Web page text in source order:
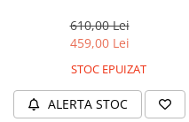
bluetooth, pliabil, galben
610,00 Lei
459,00 Lei
STOC EPUIZAT
ALERTA STOC